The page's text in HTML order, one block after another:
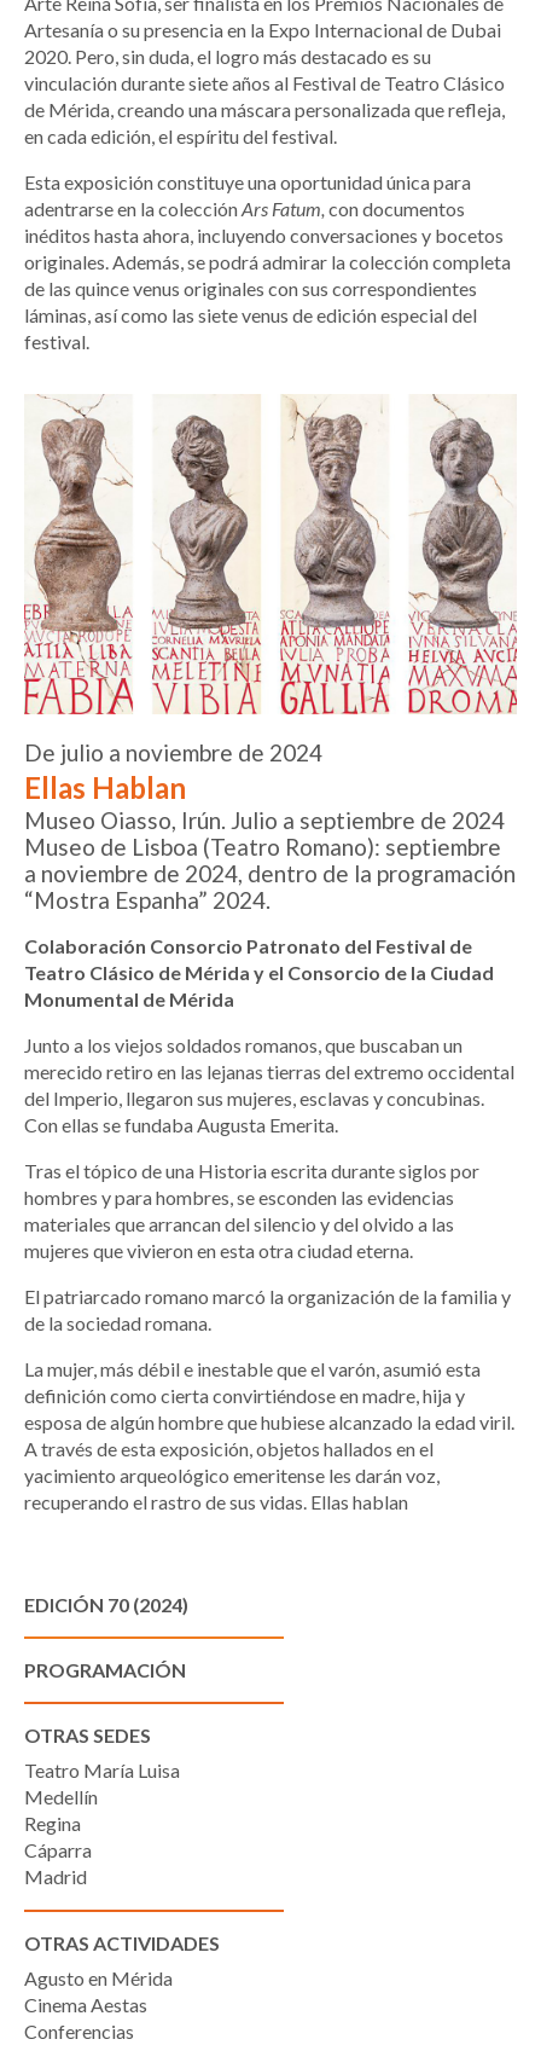
Artesanía o su presencia en la Expo Internacional de Dubai
2020. Pero, sin duda, el logro más destacado es su
vinculación durante siete años al Festival de Teatro Clásico
de Mérida, creando una máscara personalizada que refleja,
en cada edición, el espíritu del festival.
Esta exposición constituye una oportunidad única para
adentrarse en la colecciónArs Fatum, con documentos
inéditos hasta ahora, incluyendo conversaciones y bocetos
originales. Además, se podrá admirar la colección completa
de las quince venus originales con sus correspondientes
láminas, así como las siete venus de edición especial del
festival.
De julio a noviembre de 2024
Ellas Hablan
Museo Oiasso, Irún. Julio a septiembre de 2024
Museo de Lisboa (Teatro Romano): septiembre
a noviembre de 2024, dentro de la programación
“Mostra Espanha” 2024.
Colaboración Consorcio Patronato del Festival de
Teatro Clásico de Mérida y el Consorcio de la Ciudad
Monumental de Mérida
Junto a los viejos soldados romanos, que buscaban un
merecido retiro en las lejanas tierras del extremo occidental
del Imperio, llegaron sus mujeres, esclavas y concubinas.
Con ellas se fundaba Augusta Emerita.
Tras el tópico de una Historia escrita durante siglos por
hombres y para hombres, se esconden las evidencias
materiales que arrancan del silencio y del olvido a las
mujeres que vivieron en esta otra ciudad eterna.
El patriarcado romano marcó la organización de la familia y
de la sociedad romana.
La mujer, más débil e inestable que el varón, asumió esta
definición como cierta convirtiéndose en madre, hija y
esposa de algún hombre que hubiese alcanzado la edad viril.
A través de esta exposición, objetos hallados en el
yacimiento arqueológico emeritense les darán voz,
recuperando el rastro de sus vidas. Ellas hablan
EDICIÓN 70 (2024)
PROGRAMACIÓN
OTRAS SEDES
Teatro María Luisa
Medellín
Regina
Cáparra
Madrid
OTRAS ACTIVIDADES
Agusto en Mérida
Cinema Aestas
Conferencias